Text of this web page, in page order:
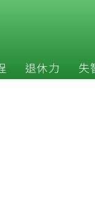
退休力 失